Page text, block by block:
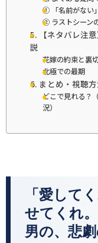
① 「名前がない
② ラストシーン
5. 【ネタバレ注
説
花嫁の約束と裏
北極での最期
6. まとめ・視聴
どこで見れる？
況）
「愛して
せてくれ
男の、悲劇